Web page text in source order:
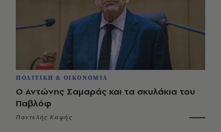
ΠΟΛΙΤΙΚΗ & ΟΙΚΟΝΟΜΙΑ
Ο Αντώνης Σαμαράς και τα σκυλάκια του
Παβλόφ
Παντελής Καψής